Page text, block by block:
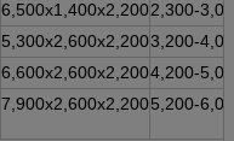
6,500x1,400x2,2002,300-
5,300x2,600x2,2003,200-
6,600x2,600x2,2004,200-
7,900x2,600x2,2005,200-